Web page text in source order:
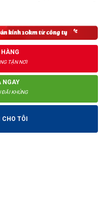
TẬN NƠI
NGAY
ĐÃI KHỦNG
CHO TÔI